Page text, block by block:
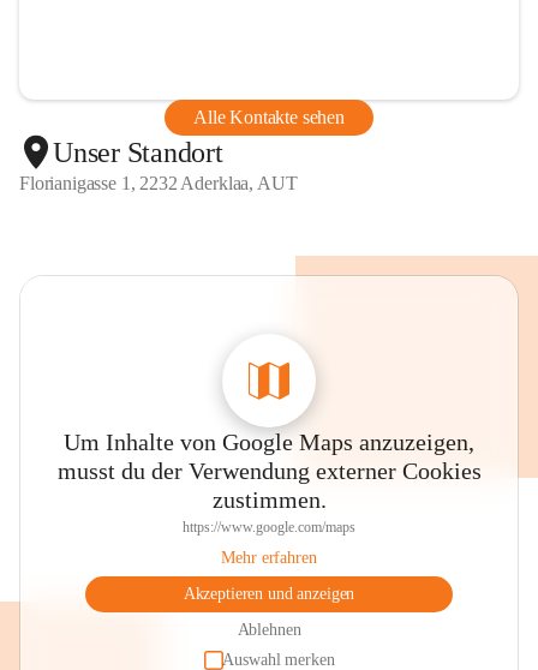
Alle Kontakte sehen
Unser Standort
Florianigasse 1, 2232 Aderklaa, AUT
Um Inhalte von Google Maps anzuzeigen,
musst du der Verwendung externer Cookies
zustimmen.
https://www.google.com/maps
Mehr erfahren
Akzeptieren und anzeigen
Ablehnen
Auswahl merken